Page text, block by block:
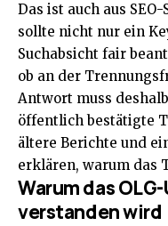
Das ist auch aus
sollte nicht nur ein
Suchabsicht fair
ob an der
Antwort muss
öffentlich bestätigte
ältere Berichte und
erklären, warum das
Warum das
verstanden wird